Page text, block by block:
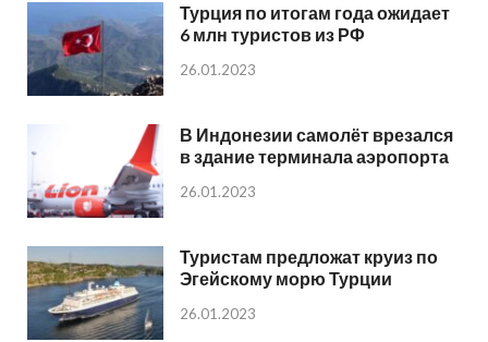
Турция по итогам года ожидает
6 млн туристов из РФ
26.01.2023
В Индонезии самолёт врезался
в здание терминала аэропорта
26.01.2023
Туристам предложат круиз по
Эгейскому морю Турции
26.01.2023